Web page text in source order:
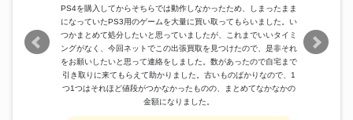
PS4を購入してからそちらでは動作しなかったため、しまったまま
になっていたPS3用のゲームを大量に買い取ってもらいました。い
つかまとめて処分したいと思っていましたが、これまでいいタイミ
ングがなく、今回ネットでこの出張買取を見つけたので、是非それ
をお願いしたいと思って連絡をしました。数があったので自宅まで
引き取りに来てもらえて助かりました。古いものばかりなので、1
つ1つはそれほど値段がつかなかったものの、まとめてなかなかの
金額になりました。